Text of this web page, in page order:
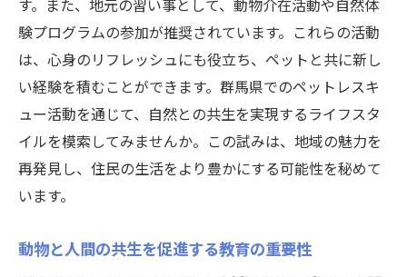
す。また、地元の習い事として、動物介在活動や自然体
験プログラムの参加が推奨されています。これらの活動
は、心身のリフレッシュにも役立ち、ペットと共に新し
い経験を積むことができます。群馬県でのペットレスキ
ュー活動を通じて、自然との共生を実現するライフスタ
イルを模索してみませんか。この試みは、地域の魅力を
再発見し、住民の生活をより豊かにする可能性を秘めて
います。
動物と人間の共生を促進する教育の重要性